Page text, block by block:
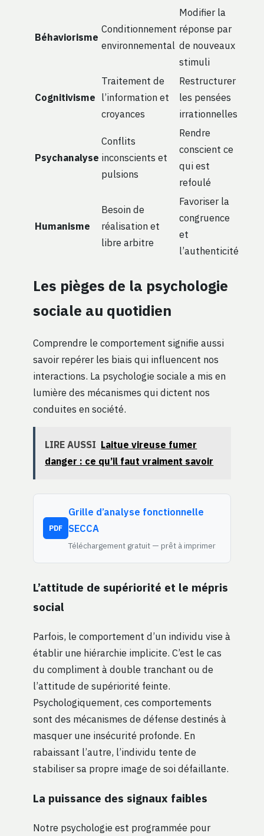
Béhaviorisme
Conditionnement
environnemental
Modifier la
réponse par
de nouveaux
stimuli
Cognitivisme
Traitement de
l’information et
croyances
Restructurer
les pensées
irrationnelles
Psychanalyse
Conflits
inconscients et
pulsions
Rendre
conscient ce
qui est
refoulé
Humanisme
Besoin de
réalisation et
libre arbitre
Favoriser la
congruence
et
l’authenticité
Les pièges de la psychologie
sociale au quotidien
Comprendre le comportement signifie aussi
savoir repérer les biais qui influencent nos
interactions. La psychologie sociale a mis en
lumière des mécanismes qui dictent nos
conduites en société.
LIRE AUSSI Laitue vireuse fumer
danger : ce qu’il faut vraiment savoir
PDF
Grille d’analyse fonctionnelle
SECCA
Téléchargement gratuit — prêt à imprimer
L’attitude de supériorité et le mépris
social
Parfois, le comportement d’un individu vise à
établir une hiérarchie implicite. C’est le cas
du compliment à double tranchant ou de
l’attitude de supériorité feinte.
Psychologiquement, ces comportements
sont des mécanismes de défense destinés à
masquer une insécurité profonde. En
rabaissant l’autre, l’individu tente de
stabiliser sa propre image de soi défaillante.
La puissance des signaux faibles
Notre psychologie est programmée pour